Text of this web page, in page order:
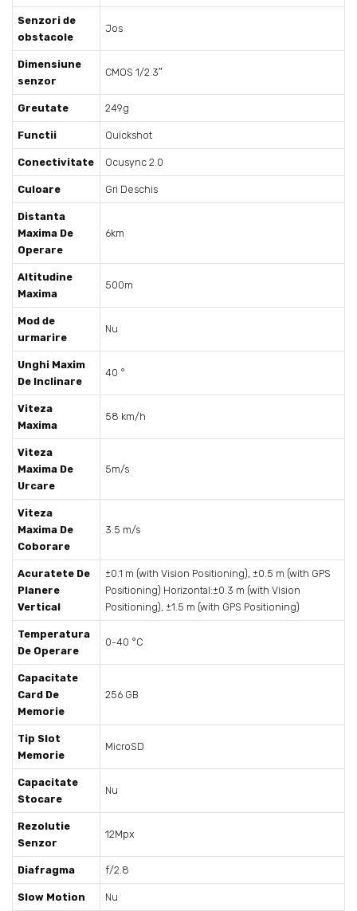
Senzori de
obstacole
Jos
Dimensiune
senzor
CMOS 1/2.3″
Greutate 249g
Functii Quickshot
Conectivitate Ocusync 2.0
Culoare Gri Deschis
Distanta
Maxima De
Operare
6km
Altitudine
Maxima
500m
Mod de
urmarire
Nu
Unghi Maxim
De Inclinare
40 °
Viteza
Maxima
58 km/h
Viteza
Maxima De
Urcare
5m/s
Viteza
Maxima De
Coborare
3.5 m/s
Acuratete De
Planere
Vertical
±0.1 m (with Vision Positioning), ±0.5 m (with GPS
Positioning) Horizontal:±0.3 m (with Vision
Positioning), ±1.5 m (with GPS Positioning)
Temperatura
De Operare
0-40 °C
Capacitate
Card De
Memorie
256 GB
Tip Slot
Memorie
MicroSD
Capacitate
Stocare
Nu
Rezolutie
Senzor
12Mpx
Diafragma f/2.8
Slow Motion Nu